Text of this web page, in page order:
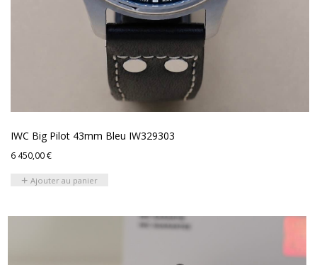
IWC Big Pilot 43mm Bleu IW329303
6 450,00€
Ajouter au panier